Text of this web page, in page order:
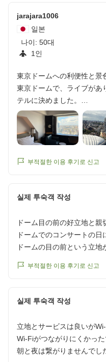
jarajara1006
일본
나이: 50대
1인
東京ドームへの利便性と景
東京ドームで、ライブがあ
テルに決めました。
接客、アメニティは、すご
た。ホテル選びに迷いまし
す。
クチコミの詳細はこちら
https://
부적절한 이용 후기로 신고
실제 투숙객 작성
ドーム目の前の好立地と親
ドームでのコンサートの日
ドームの目の前という立地
でゆっくり休み、終演後も
スタッフの皆様も非常に
屋のご調整や忘れ物の対
星4つとした理由は、朝食
ムの古さが少し残念に感
たクオリティにアップデー
부적절한 이용 후기로 신고
실제 투숙객 작성
立地とサービスは良いが
Wi-Fiがつながりにくかっ
朝と夜は繋がりませんでし